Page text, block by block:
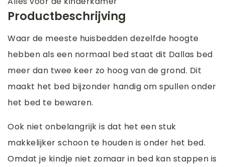
Productbeschrijving
Waar de meeste huisbedden dezelfde hoogte
hebben als een normaal bed staat dit Dallas bed
meer dan twee keer zo hoog van de grond. Dit
maakt het bed bijzonder handig om spullen onder
het bed te bewaren.
Ook niet onbelangrijk is dat het een stuk
makkelijker schoon te houden is onder het bed.
Omdat je kindje niet zomaar in bed kan stappen is